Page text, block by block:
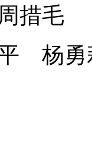
措毛
杨